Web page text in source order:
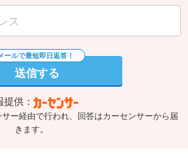
送信する
供：
ー経由で行われ、回答はカーセンサーから届
きます。